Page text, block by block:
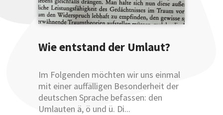
Wie entstand der Umlaut?
Im Folgenden möchten wir uns einmal
mit einer auffälligen Besonderheit der
deutschen Sprache befassen: den
Umlauten ä, ö und ü. Di...
Glauben
Sie uns
Testen
Sie uns.